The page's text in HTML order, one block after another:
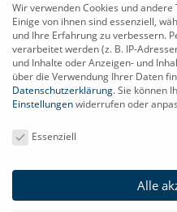
Kontakt | Support
✆ 039200-628894
✉info@direct-smarter.de
Informationen
Wir verwenden Cookies und
Einige von ihnen sind essenziell,
und Ihre Erfahrung zu verbessern.
verarbeitet werden (z. B. IP-
und Inhalte oder Anzeigen- und
über die Verwendung Ihrer Daten
Datenschutzerklärung.Sie können
Einstellungenwiderrufen oder
Datenschutzeinstellungen
Essenziell
Alle